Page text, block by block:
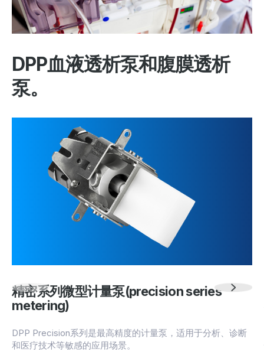
DPP血液透析泵和腹膜透析
泵。
精密系列微型计量泵(precision series
metering)
DPP Precision系列是最高精度的计量泵，适用于分析、诊断
和医疗技术等敏感的应用场景。